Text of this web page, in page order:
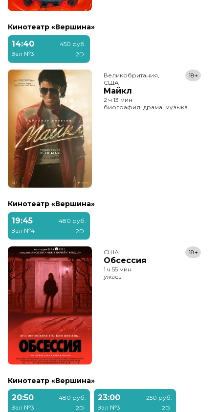
Кинотеатр «Вершина»
14:40
Зал №3
450 руб.
2D
Великобритания,
США
Майкл
18+
2 ч 13 мин
биография, драма, музыка
Кинотеатр «Вершина»
19:45
Зал №4
480 руб.
2D
США
Обсессия
18+
1 ч 55 мин
ужасы
Кинотеатр «Вершина»
20:50
Зал №3
480 руб.
2D
23:00
Зал №3
250 руб.
2D